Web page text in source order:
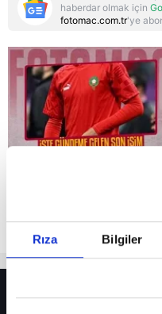
Rıza Bilgiler
Reddet
haberdar olmak için
fotomac.com.tr'ye